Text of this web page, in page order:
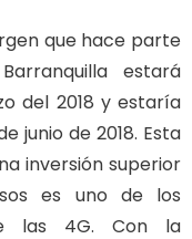
que hace parte
estará
del 2018 y estaría
junio de 2018. Esta
inversión superior
es uno de los
las 4G. Con la